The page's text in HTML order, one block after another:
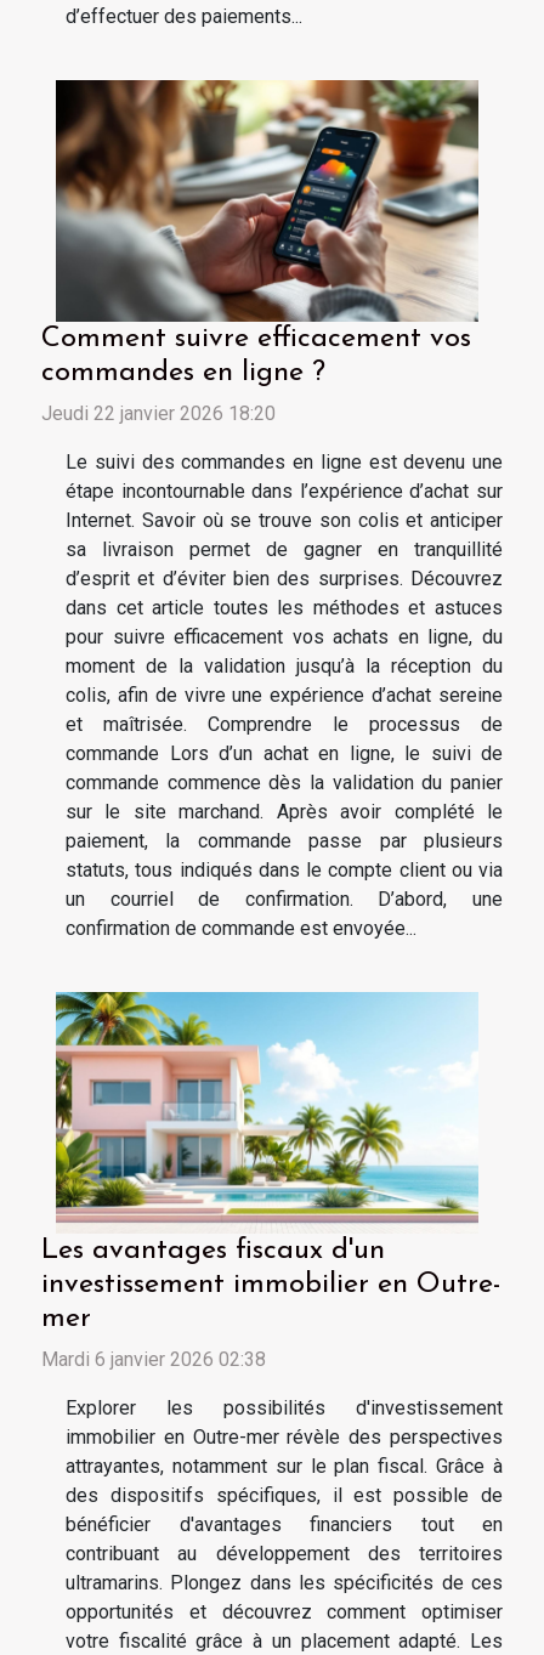
d’effectuer des paiements...
Comment suivre efficacement vos
commandes en ligne ?
Jeudi 22 janvier 2026 18:20
Le suivi des commandes en ligne est devenu une
étape incontournable dans l’expérience d’achat sur
Internet. Savoir où se trouve son colis et anticiper
sa livraison permet de gagner en tranquillité
d’esprit et d’éviter bien des surprises. Découvrez
dans cet article toutes les méthodes et astuces
pour suivre efficacement vos achats en ligne, du
moment de la validation jusqu’à la réception du
colis, afin de vivre une expérience d’achat sereine
et maîtrisée. Comprendre le processus de
commande Lors d’un achat en ligne, le suivi de
commande commence dès la validation du panier
sur le site marchand. Après avoir complété le
paiement, la commande passe par plusieurs
statuts, tous indiqués dans le compte client ou via
un courriel de confirmation. D’abord, une
confirmation de commande est envoyée...
Les avantages fiscaux d'un
investissement immobilier en Outre-
mer
Mardi 6 janvier 2026 02:38
Explorer les possibilités d'investissement
immobilier en Outre-mer révèle des perspectives
attrayantes, notamment sur le plan fiscal. Grâce à
des dispositifs spécifiques, il est possible de
bénéficier d'avantages financiers tout en
contribuant au développement des territoires
ultramarins. Plongez dans les spécificités de ces
opportunités et découvrez comment optimiser
votre fiscalité grâce à un placement adapté. Les